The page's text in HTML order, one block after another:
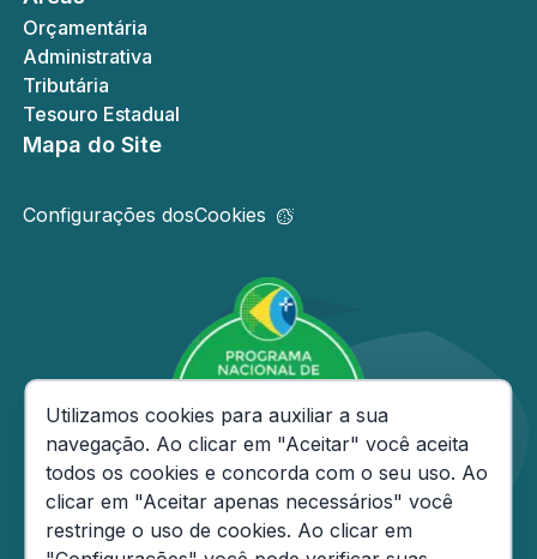
Orçamentária
Administrativa
Tributária
Tesouro Estadual
Mapa do Site
Configurações dosCookies
Consentimento de Cookies
Utilizamos cookies para auxiliar a sua
navegação. Ao clicar em "Aceitar" você aceita
todos os cookies e concorda com o seu uso. Ao
clicar em "Aceitar apenas necessários" você
restringe o uso de cookies. Ao clicar em